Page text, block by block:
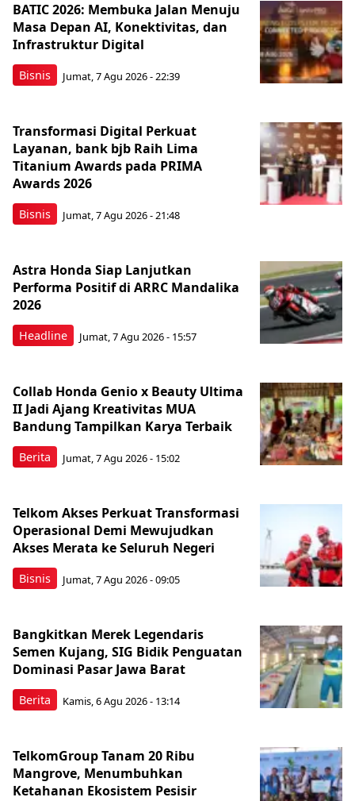
Bisnis
BATIC 2026: Membuka Jalan Menuju
Masa Depan AI, Konektivitas, dan
Infrastruktur Digital
Jumat, 7 Agu 2026 - 22:39
Bisnis
Transformasi Digital Perkuat
Layanan, bank bjb Raih Lima
Titanium Awards pada PRIMA
Awards 2026
Jumat, 7 Agu 2026 - 21:48
Headline
Astra Honda Siap Lanjutkan
Performa Positif di ARRC Mandalika
2026
Jumat, 7 Agu 2026 - 15:57
Berita
Collab Honda Genio x Beauty Ultima
II Jadi Ajang Kreativitas MUA
Bandung Tampilkan Karya Terbaik
Jumat, 7 Agu 2026 - 15:02
Bisnis
Telkom Akses Perkuat Transformasi
Operasional Demi Mewujudkan
Akses Merata ke Seluruh Negeri
Jumat, 7 Agu 2026 - 09:05
Berita
Bangkitkan Merek Legendaris
Semen Kujang, SIG Bidik Penguatan
Dominasi Pasar Jawa Barat
Kamis, 6 Agu 2026 - 13:14
TelkomGroup Tanam 20 Ribu
Mangrove, Menumbuhkan
Ketahanan Ekosistem Pesisir